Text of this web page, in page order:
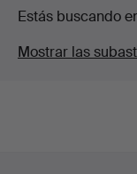
Estás buscando
Mostrar las